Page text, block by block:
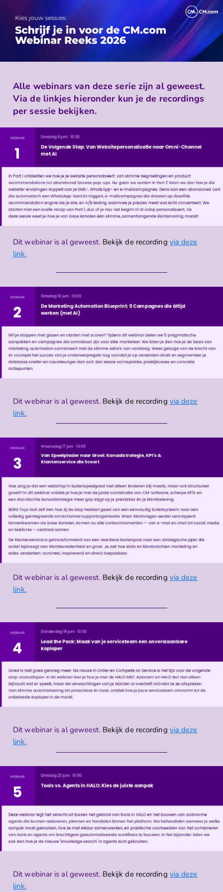
Alle webinars van deze serie zijn al geweest.
Via de linkjes hieronder kun je de recordings
per sessie bekijken.
Dit webinar is al geweest. Bekijk de recording via deze
link.
Dit webinar is al geweest. Bekijk de recording via deze
link.
Dit webinar is al geweest. Bekijk de recording via deze
link.
Dit webinar is al geweest. Bekijk de recording via deze
link.
Dit webinar is al geweest. Bekijk de recording via deze
link.